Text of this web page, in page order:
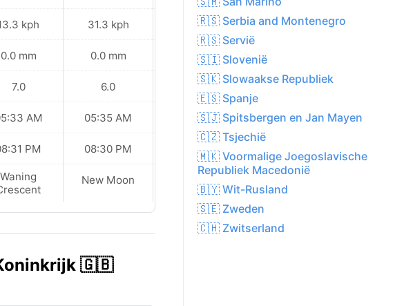
kph
0.0 mm
7.0
AM
PM
Waning
31.3 kph
0.0 mm
6.0
05:35 AM
08:30 PM
New Moon
23.4 kph
0.0 mm
5.0
05:36 AM
08:28 PM
New Moon
🇬🇧
🇷🇸 Serbia and Montenegro
🇷🇸 Servië
🇸🇮 Slovenië
🇸🇰 Slowaakse Republiek
🇪🇸 Spanje
🇸🇯 Spitsbergen en Jan Mayen
🇨🇿 Tsjechië
🇲🇰 Voormalige Joegoslavische
Republiek Macedonië
🇧🇾 Wit-Rusland
🇸🇪 Zweden
🇨🇭 Zwitserland